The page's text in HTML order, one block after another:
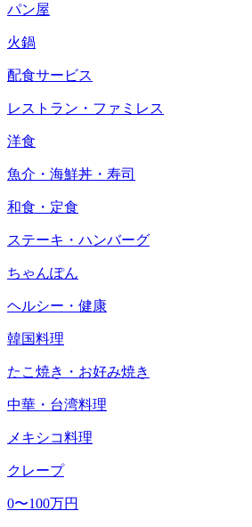
パン屋
火鍋
配食サービス
レストラン・ファミレス
洋食
魚介・海鮮丼・寿司
和食・定食
ステーキ・ハンバーグ
ちゃんぽん
ヘルシー・健康
韓国料理
たこ焼き・お好み焼き
中華・台湾料理
メキシコ料理
クレープ
0〜100万円